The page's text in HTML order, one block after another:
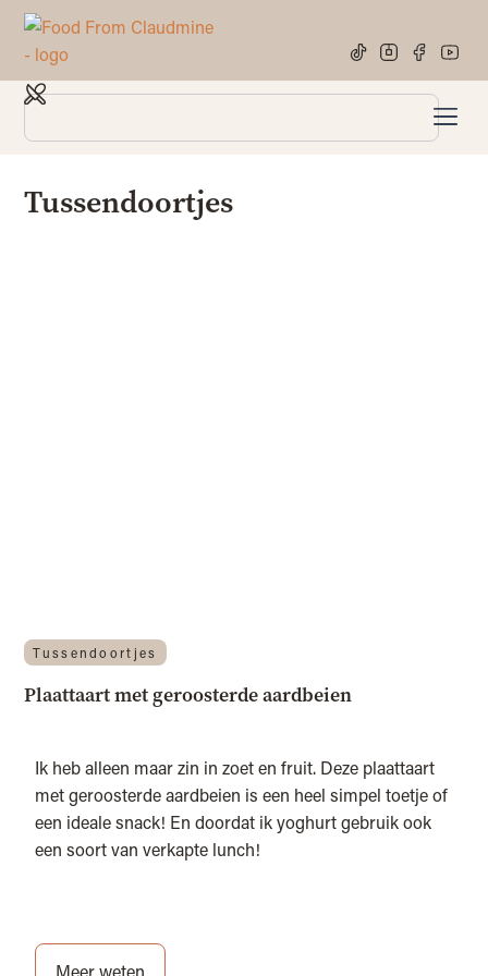
Tussendoortjes
Tussendoortjes
Plaattaart met geroosterde aardbeien
Ik heb alleen maar zin in zoet en fruit. Deze plaattaart
met geroosterde aardbeien is een heel simpel toetje of
een ideale snack! En doordat ik yoghurt gebruik ook
een soort van verkapte lunch!